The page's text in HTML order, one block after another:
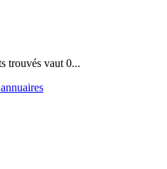
trouvés vaut 0...